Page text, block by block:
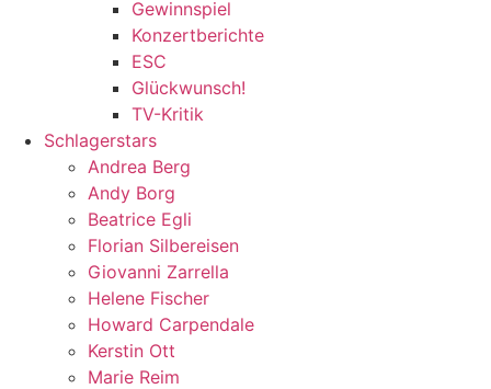
Gewinnspiel
Konzertberichte
ESC
Glückwunsch!
TV-Kritik
Schlagerstars
Andrea Berg
Andy Borg
Beatrice Egli
Florian Silbereisen
Giovanni Zarrella
Helene Fischer
Howard Carpendale
Kerstin Ott
Marie Reim